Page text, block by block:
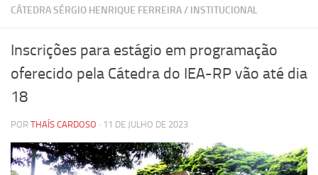
Página Inicial
Inscrição
Grupos de Estudo
CÁTEDRA SÉRGIO HENRIQUE FERREIRA/ INSTITUCIONAL
Inscrições para estágio em programação
oferecido pela Cátedra do IEA-RP vão até dia
18
POR THAÍS CARDOSO · 11 DE JULHO DE 2023